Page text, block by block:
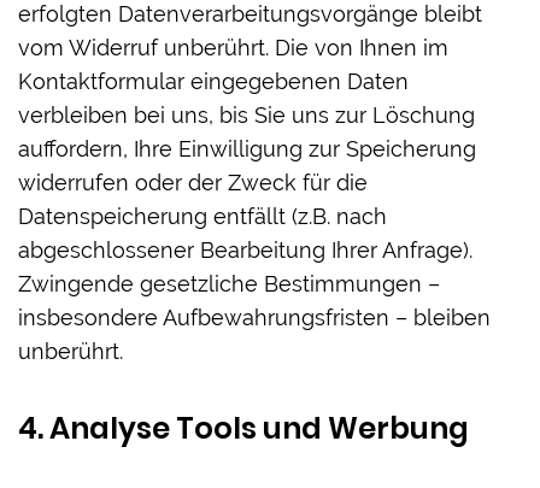
erfolgten Datenverarbeitungsvorgänge bleibt
vom Widerruf unberührt. Die von Ihnen im
Kontaktformular eingegebenen Daten
verbleiben bei uns, bis Sie uns zur Löschung
auffordern, Ihre Einwilligung zur Speicherung
widerrufen oder der Zweck für die
Datenspeicherung entfällt (z.B. nach
abgeschlossener Bearbeitung Ihrer Anfrage).
Zwingende gesetzliche Bestimmungen –
insbesondere Aufbewahrungsfristen – bleiben
unberührt.
4. Analyse Tools und Werbung